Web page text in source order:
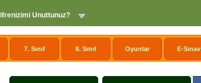
Unuttunuz?
7. Sınıf 8. Sınıf Oyunlar E-Sınav